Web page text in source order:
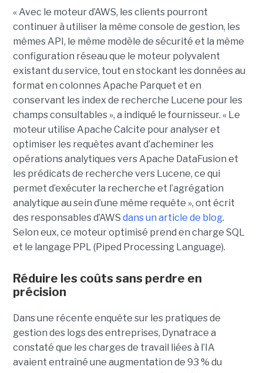
« Avec le moteur d’AWS, les clients pourront
continuer à utiliser la même console de gestion, les
mêmes API, le même modèle de sécurité et la même
configuration réseau que le moteur polyvalent
existant du service, tout en stockant les données au
format en colonnes Apache Parquet et en
conservant les index de recherche Lucene pour les
champs consultables », a indiqué le fournisseur. « Le
moteur utilise Apache Calcite pour analyser et
optimiser les requêtes avant d’acheminer les
opérations analytiques vers Apache DataFusion et
les prédicats de recherche vers Lucene, ce qui
permet d’exécuter la recherche et l’agrégation
analytique au sein d’une même requête », ont écrit
des responsables d’AWS dans un article de blog.
Selon eux, ce moteur optimisé prend en charge SQL
et le langage PPL (Piped Processing Language).
Réduire les coûts sans perdre en
précision
Dans une récente enquête sur les pratiques de
gestion des logs des entreprises, Dynatrace a
constaté que les charges de travail liées à l’IA
avaient entraîné une augmentation de 93 % du